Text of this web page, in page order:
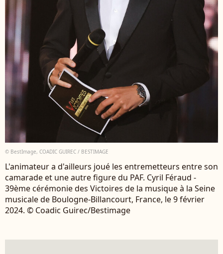
© BestImage, COADIC GUIREC / BESTIMAGE
L'animateur a d'ailleurs joué les entremetteurs entre son
camarade et une autre figure du PAF. Cyril Féraud -
39ème cérémonie des Victoires de la musique à la Seine
musicale de Boulogne-Billancourt, France, le 9 février
2024. © Coadic Guirec/Bestimage